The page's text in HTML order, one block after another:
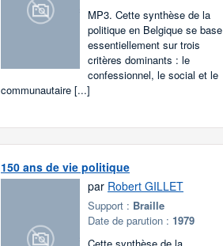
MP3. Cette synthèse de la
politique en Belgique se base
essentiellement sur trois
critères dominants : le
confessionnel, le social et le
communautaire [...]
150 ans de vie politique
par Robert GILLET
Support : Braille
Date de parution : 1979